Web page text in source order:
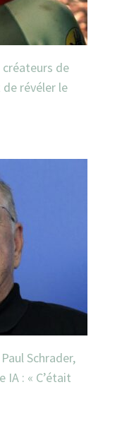
créateurs de
révéler le
Schrader,
IA : « C’était